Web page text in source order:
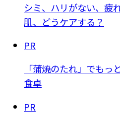
シミ、ハリがない、
肌、どうケアする？
PR
「蒲焼のたれ」でも
食卓
PR